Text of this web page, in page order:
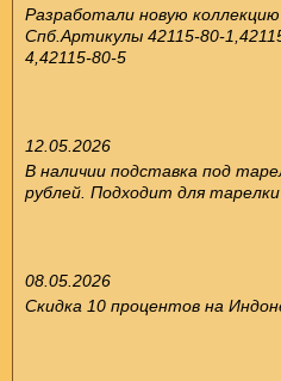
Разработали новую
Спб.Артикулы 42115-80-
4,42115-80-5
12.05.2026
В наличии подставка под
рублей. Подходит для
08.05.2026
Скидка 10 процентов на